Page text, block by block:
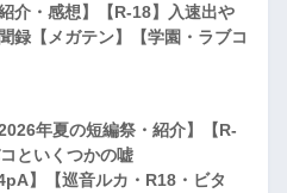
に短編】
test/re
介・感想】【R-18】入速出や
録【メガテン】【学園・ラブコ
年夏の短編祭・紹介】【R-
といくつかの嘘
】【巡音ルカ・R18・ビタ